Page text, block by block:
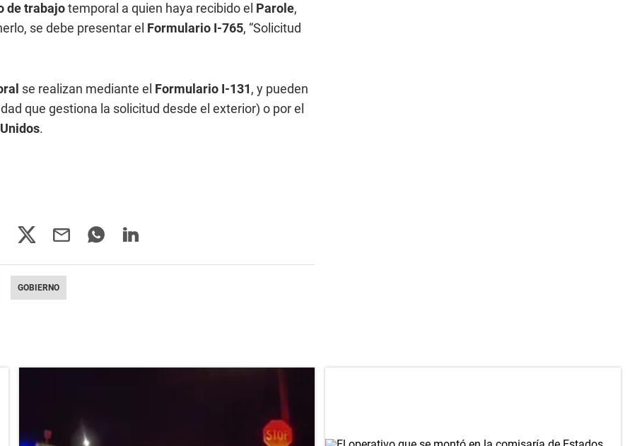
de trabajotemporal a quien haya recibido el Parole,
se debe presentar el Formulario I-765, “Solicitud
se realizan mediante el Formulario I-131, y pueden
que gestiona la solicitud desde el exterior) o por el
.
GOBIERNO